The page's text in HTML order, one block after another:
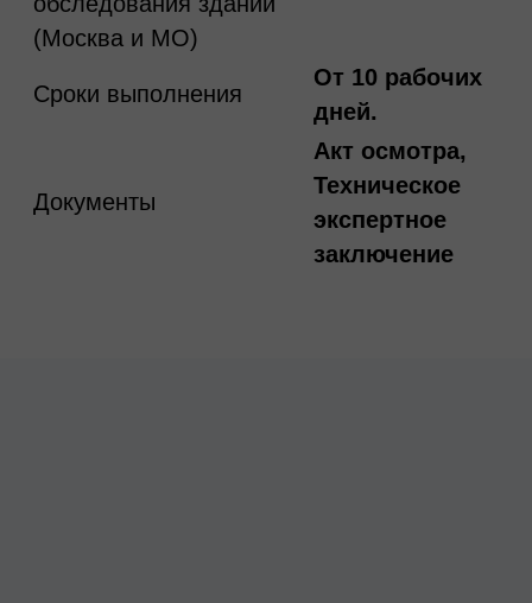
(Москва и МО)
Сроки выполнения
От 10 рабочих
дней.
Документы
Акт осмотра,
Техническое
экспертное
заключение